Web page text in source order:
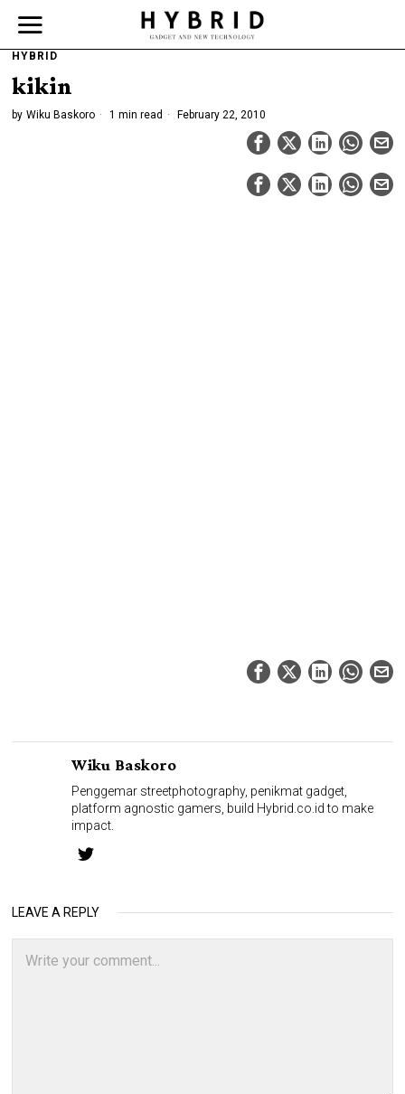
HYBRID
kikin
by Wiku Baskoro 1 min read February 22, 2010
Wiku Baskoro
Penggemar streetphotography, penikmat gadget,
platform agnostic gamers, build Hybrid.co.id to make
impact.
LEAVE A REPLY